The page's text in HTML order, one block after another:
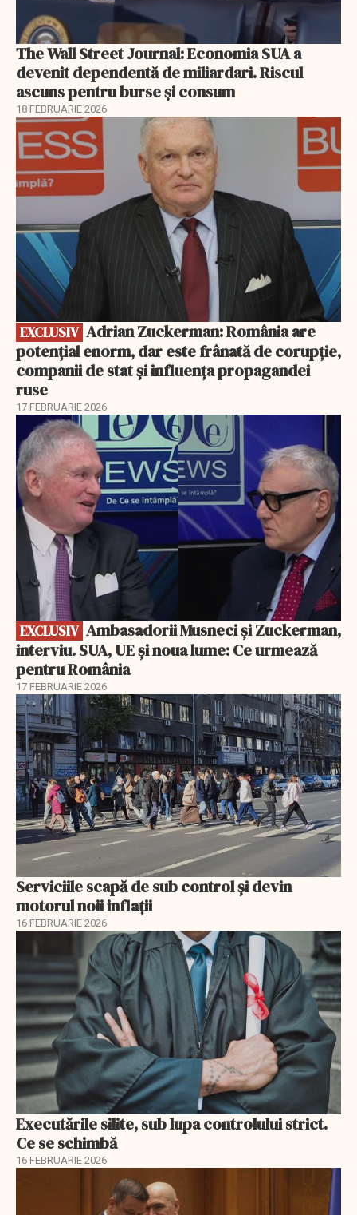
The Wall Street Journal: Economia SUA a
devenit dependentă de miliardari. Riscul
ascuns pentru burse și consum
18 FEBRUARIE 2026
EXCLUSIV
EXCLUSIV
potențial enorm, dar este frânată de corupție,
companii de stat și influența propagandei
ruse
17 FEBRUARIE 2026
EXCLUSIV
EXCLUSIV
interviu. SUA, UE și noua lume: Ce urmează
pentru România
17 FEBRUARIE 2026
Serviciile scapă de sub control și devin
motorul noii inflații
16 FEBRUARIE 2026
Executările silite, sub lupa controlului strict.
Ce se schimbă
16 FEBRUARIE 2026